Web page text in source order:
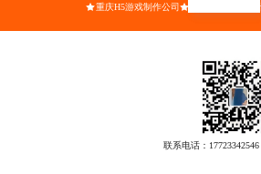
重庆H5游戏制作公司 西安视频课件设
联系电话： 17723342546